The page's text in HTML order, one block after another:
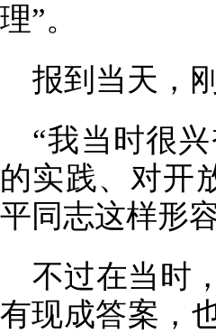
理”。
报到当天，
“我当时很
的实践、对开
平同志这样形
不过在当时
有现成答案，